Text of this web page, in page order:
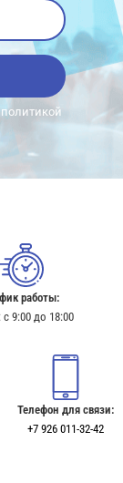
работы:
9:00 до 18:00
Телефон для связи:
+7 926 011-32-42